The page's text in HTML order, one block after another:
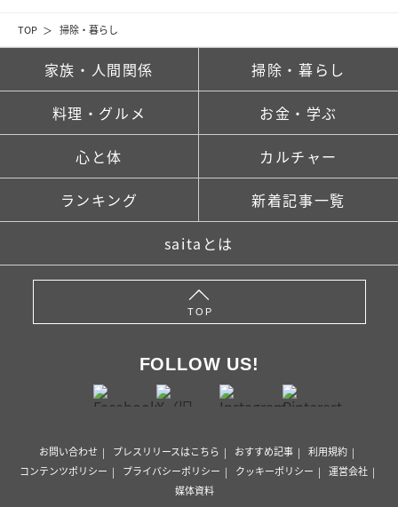
TOP 掃除・暮らし
家族・人間関係 掃除・暮らし
料理・グルメ お金・学ぶ
心と体 カルチャー
ランキング 新着記事一覧
saitaとは
TOP
FOLLOW US!
お問い合わせ プレスリリースはこちら おすすめ記事
利用規約
コンテンツポリシー
プライバシーポリシー クッキーポリシー
運営会社
媒体資料